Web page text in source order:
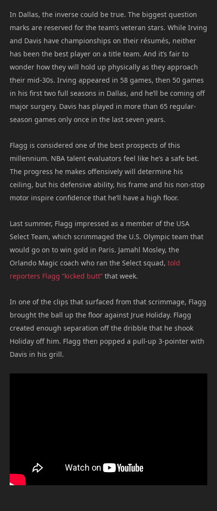
In Dallas, the inverse could be true. The biggest question
marks are reserved for the team’s veteran stars. While Irving
and Davis have championships on their résumés, neither
has been the best player on a title team. And it’s fair to
wonder how they will hold up physically as they approach
their mid-30s. Irving appeared in 58 games, then 50 games
in his first two full seasons in Dallas, and he’ll be coming off
major surgery. Davis has played in more than 65 regular-
season games only once in the last seven years.
Flagg is considered one of the best prospects of this
millennium. NBA talent evaluators feel like he’s a safe bet.
The progress he makes offensively will determine his
ceiling, but his defensive ability, his frame and his non-stop
motor inspire confidence that he’ll have a high floor.
Last summer, Flagg impressed as a member of the USA
Select Team, which scrimmaged the U.S. Olympic team that
would go on to win gold in Paris. Jamahl Mosley, the
Orlando Magic coach who ran the Select squad, told
reporters Flagg “kicked butt” that week.
In one of the clips that surfaced from that scrimmage, Flagg
brought the ball up the floor against Jrue Holiday. Flagg
created enough separation off the dribble that he shook
Holiday off him. Flagg then popped a pull-up 3-pointer with
Davis in his grill.